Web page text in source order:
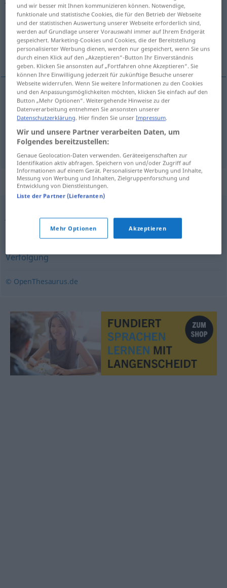
Übersicht aller Übersetzungen
(Für mehr Details die Übersetzung anklicken/antippen)
polowanie, łowy, pogoń
polowanie,łowym/pl(auf AKK na AKK ) Jagd
pogoń f(nach Profitza zyskiem) Jagd FIG
Synonyme für "Jagd"
Verfolgungsjagd,Hetze,Kesseltreiben,Hatz,Hetzjagd
Verfolgung
© OpenThesaurus.de
und wir besser mit Ihnen kommunizieren können. Notwendige,
funktionale und statistische Cookies, die für den Betrieb der Webseite
und der statistischen Auswertung unserer Webseite erforderlich sind,
werden auf Grundlage unserer Vorauswahl immer auf Ihrem Endgerät
gespeichert. Marketing-Cookies und Cookies, die der Bereitstellung
personalisierter Werbung dienen, werden nur gespeichert, wenn Sie uns
durch einen Klick auf den „Akzeptieren“-Button Ihr Einverständnis
geben. Klicken Sie ansonsten auf „Fortfahren ohne Akzeptieren“. Sie
können Ihre Einwilligung jederzeit für zukünftige Besuche unserer
Webseite widerrufen. Wenn Sie weitere Informationen zu den Cookies
und den Anpassungsmöglichkeiten möchten, klicken Sie einfach auf den
Button „Mehr Optionen“. Weitergehende Hinweise zu der
Datenverarbeitung entnehmen Sie ansonsten unserer
Datenschutzerklärung. Hier finden Sie unserImpressum.
Wir und unsere Partner verarbeiten Daten, um
Folgendes bereitzustellen:
Genaue Geolocation-Daten verwenden. Geräteeigenschaften zur
Identifikation aktiv abfragen. Speichern von und/oder Zugriff auf
Informationen auf einem Gerät. Personalisierte Werbung und Inhalte,
Messung von Werbung und Inhalten, Zielgruppenforschung und
Entwicklung von Dienstleistungen.
Liste der Partner (Lieferanten)
Mehr Optionen Akzeptieren